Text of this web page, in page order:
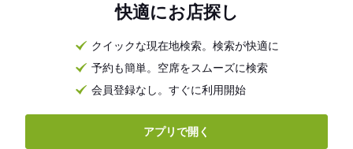
快適にお店探し
クイックな現在地検索。検索が快適に
予約も簡単。空席をスムーズに検索
会員登録なし。すぐに利用開始
アプリで開く